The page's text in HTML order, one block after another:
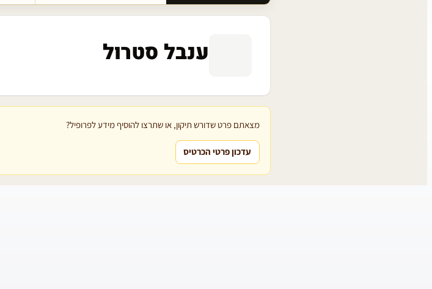
ענבל סטרול
מצאתם פרט שדורש תיקון, או שתרצו להוסיף מידע לפרופיל?
עדכון פרטי הכרטיס